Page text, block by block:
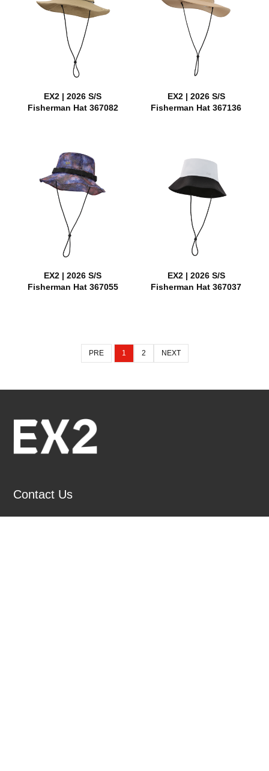
EX2 | 2026 S/S
Fisherman Hat 367082
EX2 | 2026 S/S
Fisherman Hat 367136
EX2 | 2026 S/S
Fisherman Hat 367055
EX2 | 2026 S/S
Fisherman Hat 367037
PRE 1 2 NEXT
Contact Us